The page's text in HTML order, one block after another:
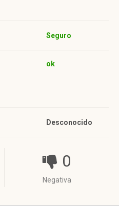
Seguro
ok
Desconocido
0
Negativa